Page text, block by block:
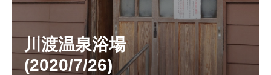
川渡温泉浴場
(2020/7/26)